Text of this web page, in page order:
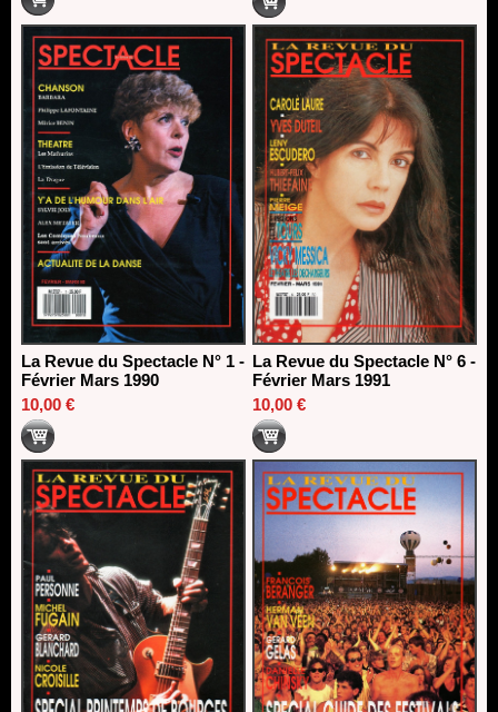
La Revue du Spectacle N° 1 -
Février Mars 1990
10,00 €
La Revue du Spectacle N° 6 -
Février Mars 1991
10,00 €